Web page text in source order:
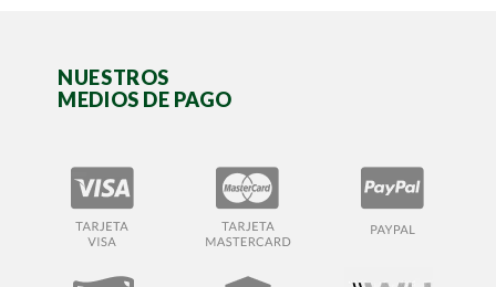
NUESTROS
MEDIOS DE PAGO